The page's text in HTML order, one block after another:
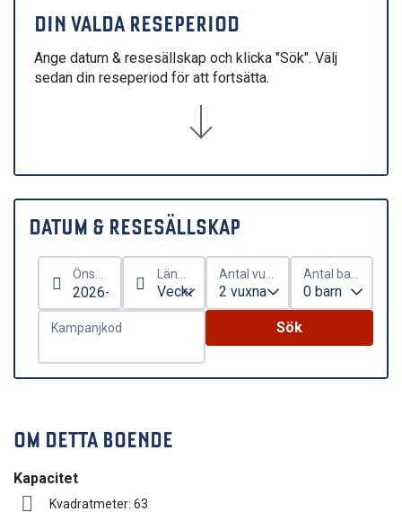
DATUM & RESESÄLLSKAP
Kampanjkod Sök
DIN VALDA RESEPERIOD
Ange datum & resesällskap och klicka "Sök". Välj
sedan din reseperiod för att fortsätta.
OM DETTA BOENDE
Kapacitet
Kvadratmeter: 63